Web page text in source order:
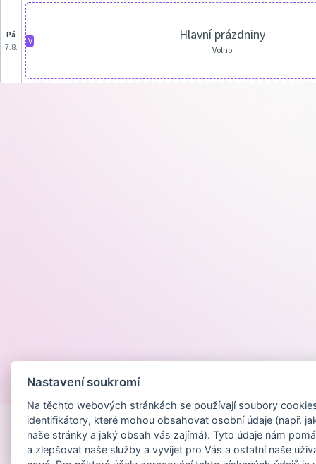
pá
7.8.
V Hlavní prázdniny
Volno
Nastavení soukromí
Na těchto webových stránkách se používají soubory
identifikátory, které mohou obsahovat osobní údaje (např.
naše stránky a jaký obsah vás zajímá). Tyto údaje nám
a zlepšovat naše služby a vyvíjet pro Vás a ostatní naše